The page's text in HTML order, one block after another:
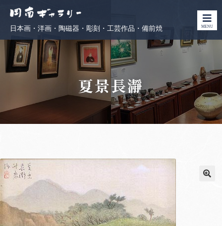
日本画・洋画・陶磁器・彫刻・工芸作品・備前焼 MENU
夏景長瀞